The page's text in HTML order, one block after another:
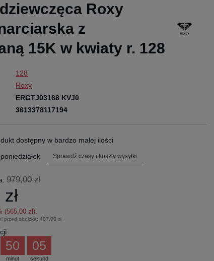
Roxy
z
15K w kwiaty r. 128
128
Roxy
ERGTJ03168 KVJ0
3613378117194
dostępny w bardzo małej ilości
Sprawdź czasy i koszty wysyłki
979,00 zł
(565,00 zł).
przed obniżką: 487,00 zł
minut
50
sekund
04